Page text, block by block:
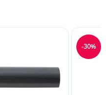
-30%